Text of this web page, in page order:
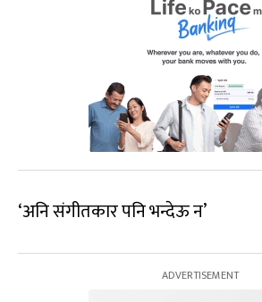
‘अनि संगीतकार पनि भन्देऊ न’